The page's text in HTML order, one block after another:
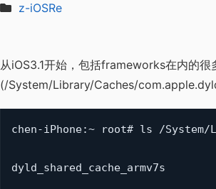
z-iOSRe
从iOS3.1开始，包括frameworks在内的很
(/System/Library/Caches/
chen-iPhone:~ root# ls /System/